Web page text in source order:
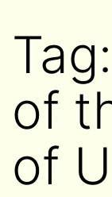
Tag:
of
of